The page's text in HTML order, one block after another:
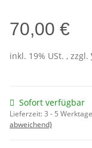
70,00 €
inkl. 19% USt. , zzgl.
Sofort verfügbar
Lieferzeit:3 - 5 Werktage
abweichend)